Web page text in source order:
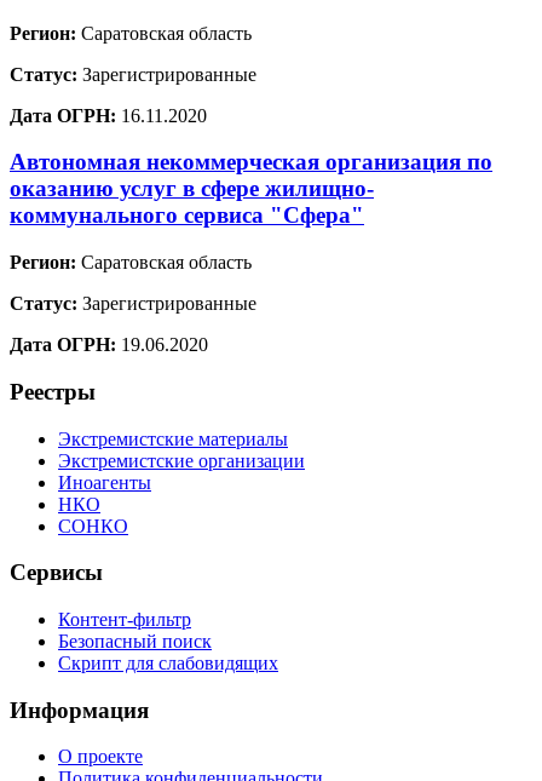
Регион: Саратовская область
Статус: Зарегистрированные
Дата ОГРН: 16.11.2020
Автономная некоммерческая организация по
оказанию услуг в сфере жилищно-
коммунального сервиса "Сфера"
Регион: Саратовская область
Статус: Зарегистрированные
Дата ОГРН: 19.06.2020
Реестры
Экстремистские материалы
Экстремистские организации
Иноагенты
НКО
СОНКО
Сервисы
Контент-фильтр
Безопасный поиск
Скрипт для слабовидящих
Информация
О проекте